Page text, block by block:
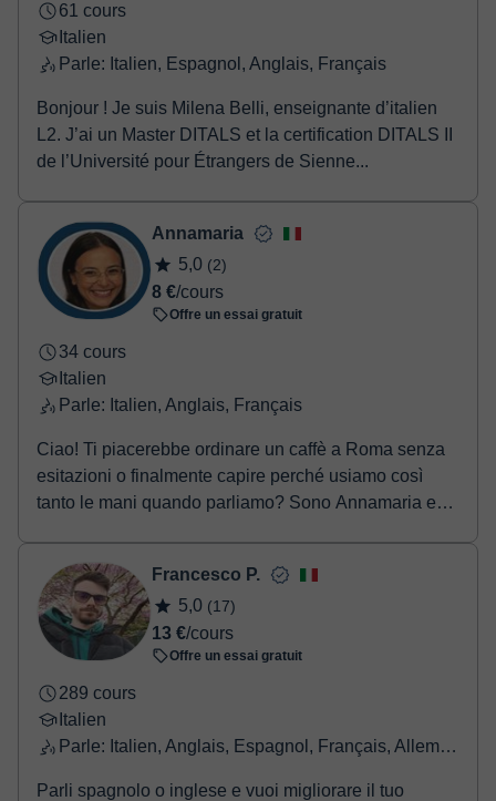
61 cours
Italien
Parle: Italien, Espagnol, Anglais, Français
Bonjour ! Je suis Milena Belli, enseignante d’italien
L2. J’ai un Master DITALS et la certification DITALS II
de l’Université pour Étrangers de Sienne...
Annamaria
5,0 (2)
8 €/cours
Offre un essai gratuit
34 cours
Italien
Parle: Italien, Anglais, Français
Ciao! Ti piacerebbe ordinare un caffè a Roma senza
esitazioni o finalmente capire perché usiamo così
tanto le mani quando parliamo? Sono Annamaria e
Francesco P.
5,0 (17)
13 €/cours
Offre un essai gratuit
289 cours
Italien
Parle: Italien, Anglais, Espagnol, Français, Allemand
Parli spagnolo o inglese e vuoi migliorare il tuo